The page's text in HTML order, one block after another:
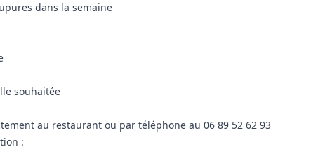
dans la semaine
souhaitée
au restaurant ou par téléphone au 06 89 52 62 93
: